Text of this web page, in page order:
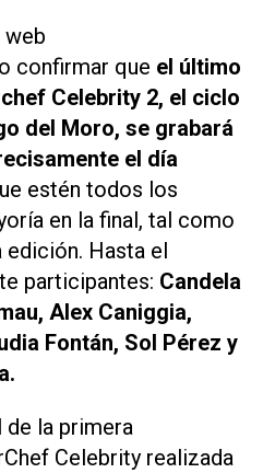
confirmar que el último
Celebrity 2, el ciclo
del Moro, se grabará
el día
estén todos los
en la final, tal como
edición. Hasta el
participantes: Candela
Alex Caniggia,
Fontán, Sol Pérez y
de la primera
Celebrity realizada